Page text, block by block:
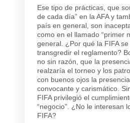
Ese tipo de prácticas, que
de cada día” en la AFA y
país en general, son
como en el llamado “primer
general. ¿Por qué la FIFA se
transgredir el reglamento?
no sin razón, que la
realzaría el torneo y los
con buenos ojos la
convocante y carismático.
FIFA privilegió el
“negocio”. ¿No le interesan
FIFA?